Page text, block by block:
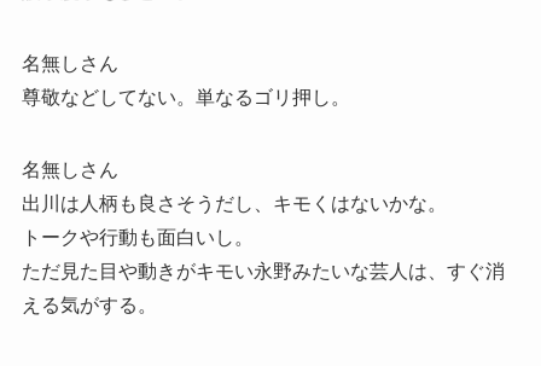
名無しさん
尊敬などしてない。単なるゴリ押し。
名無しさん
出川は人柄も良さそうだし、キモくはないかな。
トークや行動も面白いし。
ただ見た目や動きがキモい永野みたいな芸人は、すぐ消
える気がする。